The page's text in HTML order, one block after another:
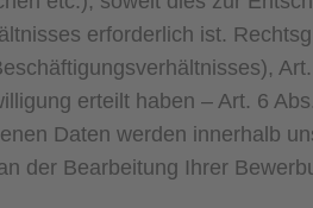
erforderlich ist.
erteilt haben – Art. 6
Daten werden innerhalb
der Bearbeitung Ihrer